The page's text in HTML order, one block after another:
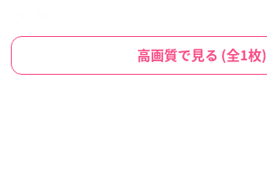
高画質で見る (全1枚)